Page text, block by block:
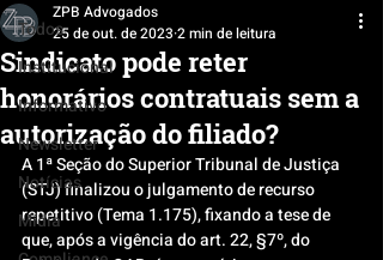
Todos
Institucional
Informativo
Newsletter
Notícias
Mídia
Sindicato pode reter
honorários contratuais sem a
autorização do filiado?
ZPB Advogados
25 de out. de 2023 2 min de leitura
A 1ª Seção do Superior Tribunal de Justiça
(STJ) finalizou o julgamento de recurso
repetitivo (Tema 1.175), fixando a tese de
que, após a vigência do art. 22, §7º, do